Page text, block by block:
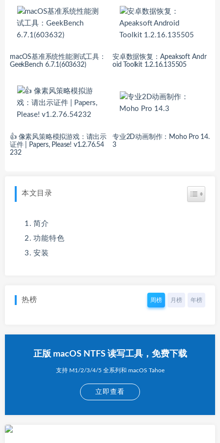
macOS基准系统性能测试工具：
GeekBench 6.7.1(603632)
安卓数据恢复：Apeaksoft Andr
oid Toolkit 1.2.16.135505
👍 像素风策略模拟游戏：请出示
证件 | Papers, Please! v1.2.76.54
232
专业2D动画制作：Moho Pro 14.
3
本文目录
简介
功能特色
安装
热榜 周榜 月榜 年榜
正版 macOS NTFS 读写工具，免费下载
支持 M1/2/3/4/5 全系列和 macOS Tahoe
立即查看